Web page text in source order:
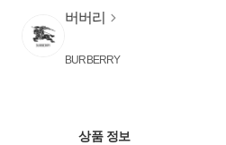
버버리
BURBERRY
상품 정보